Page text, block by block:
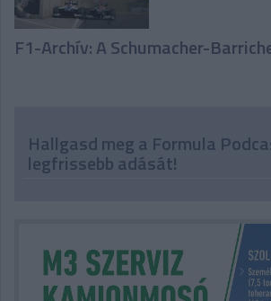
F1-Archív: A Schumacher-
Hallgasd meg a Formula
legfrissebb adását!